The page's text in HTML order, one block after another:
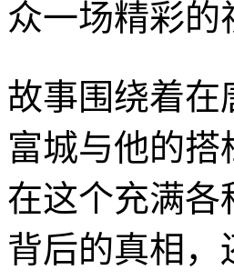
众一场精彩的
故事围绕着在
富城与他的
在这个充满各
背后的真相，